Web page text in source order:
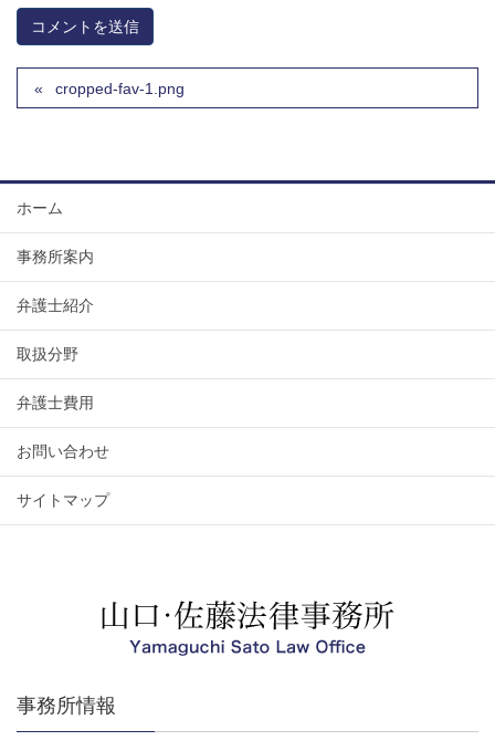
cropped-fav-1.png
ホーム
事務所案内
弁護士紹介
取扱分野
弁護士費用
お問い合わせ
サイトマップ
事務所情報